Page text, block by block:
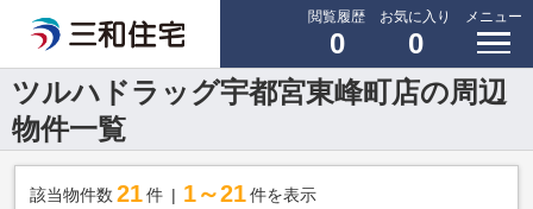
閲覧履歴
0
お気に入り
0
メニュー
ツルハドラッグ宇都宮東峰町店の周辺
物件一覧
該当物件数 21件 1～21 件を表示